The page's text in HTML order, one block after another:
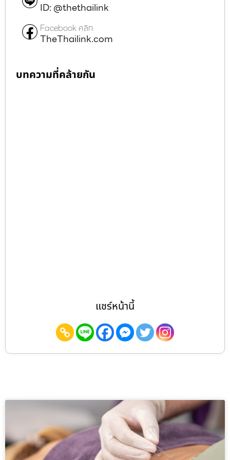
ID: @thethailink
Facebook คลิก
TheThailink.com
บทความที่คล้ายกัน
แชร์หน้านี้